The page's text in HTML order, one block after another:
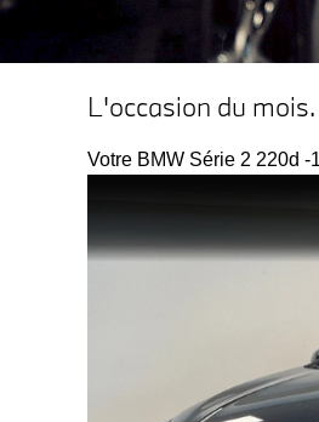
L'occasion du mois.
Votre BMW Série 2 220d